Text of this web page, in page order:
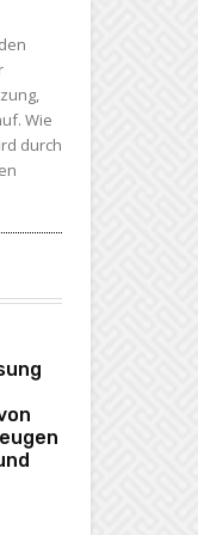
Wie
durch